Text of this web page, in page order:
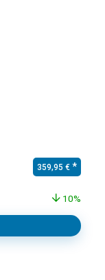
Ursprünglicher
359,95 €
10%